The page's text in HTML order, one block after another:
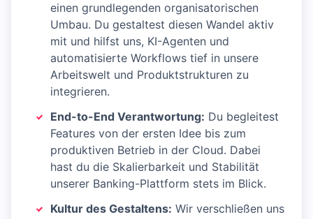
einen grundlegenden organisatorischen
Umbau. Du gestaltest diesen Wandel aktiv
mit und hilfst uns, KI-Agenten und
automatisierte Workflows tief in unsere
Arbeitswelt und Produktstrukturen zu
integrieren.
End-to-End Verantwortung: Du begleitest
Features von der ersten Idee bis zum
produktiven Betrieb in der Cloud. Dabei
hast du die Skalierbarkeit und Stabilität
unserer Banking-Plattform stets im Blick.
Kultur des Gestaltens: Wir verschließen uns